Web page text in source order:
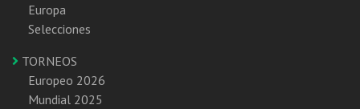
Europa
Selecciones
TORNEOS
Europeo 2026
Mundial 2025